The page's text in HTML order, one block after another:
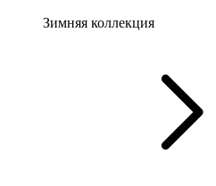
Зимняя коллекция